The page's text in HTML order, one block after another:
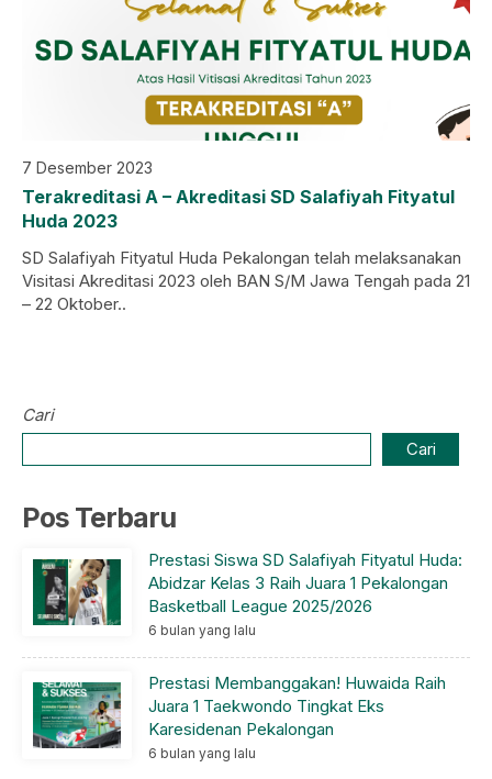
7 Desember 2023
Terakreditasi A – Akreditasi SD Salafiyah Fityatul
Huda 2023
SD Salafiyah Fityatul Huda Pekalongan telah melaksanakan
Visitasi Akreditasi 2023 oleh BAN S/M Jawa Tengah pada 21
– 22 Oktober..
Cari
Cari
Pos Terbaru
Prestasi Siswa SD Salafiyah Fityatul Huda:
Abidzar Kelas 3 Raih Juara 1 Pekalongan
Basketball League 2025/2026
6 bulan yang lalu
Prestasi Membanggakan! Huwaida Raih
Juara 1 Taekwondo Tingkat Eks
Karesidenan Pekalongan
6 bulan yang lalu